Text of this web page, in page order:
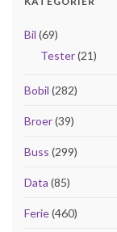
Bil (69)
Tester(21)
Bobil (282)
Broer(39)
Buss (299)
Data (85)
Ferie(460)